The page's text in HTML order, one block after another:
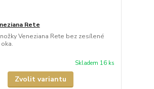
Rete
Veneziana Rete bez zesílené
Skladem 16 ks
Zvolit variantu